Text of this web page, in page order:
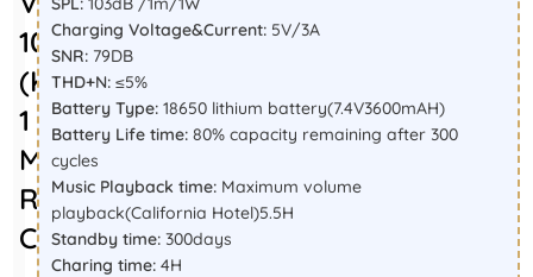
100
(kèm
1
Micro,
Remote
Control)
Charging Voltage&Current: 5V/3A
SNR: 79DB
THD+N: ≤5%
Battery Type: 18650 lithium battery(7.4V3600mAH)
Battery Life time: 80% capacity remaining after 300
cycles
Music Playback time: Maximum volume
playback(California Hotel)5.5H
Standby time: 300days
Charing time: 4H